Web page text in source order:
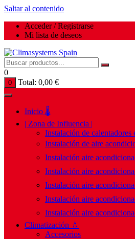
Saltar al contenido
Acceder / Registrarse
Mi lista de deseos
0
0 Total: 0,00 €
Inicio 🌡️
| Zona de Influencia |
Instalación de
Instalación de aire
Instalación aire
Instalación aire
Instalación aire
Instalación aire
Instalación aire
Climatización 💧
Accesorios